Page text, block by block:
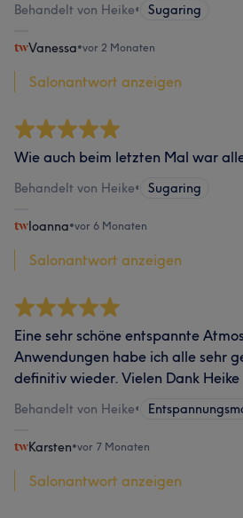
Behandelt von Heike• Sugaring
Vanessa•vor 2 Monaten
Salonantwort anzeigen
Wie auch beim letzten Mal war
Behandelt von Heike• Sugaring
Ioanna•vor 6 Monaten
Salonantwort anzeigen
Eine sehr schöne entspannte
Anwendungen habe ich alle sehr
definitiv wieder. Vielen Dank Heike
Behandelt von Heike•
Karsten•vor 7 Monaten
Salonantwort anzeigen